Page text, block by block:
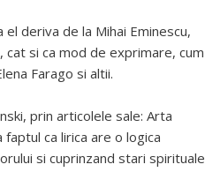
deriva de la Mihai Eminescu,
si ca mod de exprimare, cum
Farago si altii.
prin articolele sale: Arta
ca lirica are o logica
si cuprinzand stari spirituale